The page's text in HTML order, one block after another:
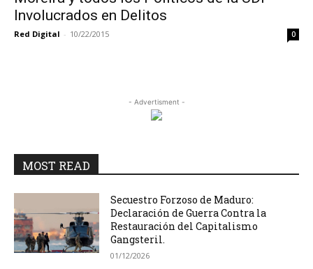
Involucrados en Delitos
Red Digital - 10/22/2015 0
- Advertisment -
MOST READ
Secuestro Forzoso de Maduro:
Declaración de Guerra Contra la
Restauración del Capitalismo
Gangsteril.
01/12/2026